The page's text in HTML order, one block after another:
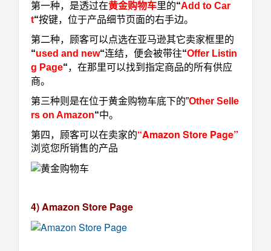
第一种，是透过在黄金购物车里的“Add to Car
t“按键，位于产品细节页面的右手边。
第二种，顾客可以点选在亚马逊其它卖家框里的
“used and new“连结，便会被带往“Offer Listin
g Page“，在那里可以找到指定商品的所有供应
商。
第三种则是在位于黄金购物车底下的”Other Selle
rs on Amazon“中。
第四，顾客可以在卖家的“Amazon Store Page”
浏览您所销售的产品
4) Amazon Store Page